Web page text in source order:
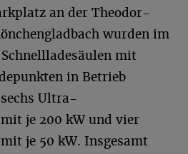
an der Theodor-
wurden im
mit
in Betrieb
Ultra-
je 200 kW und vier
je 50 kW. Insgesamt